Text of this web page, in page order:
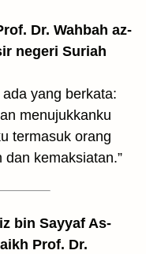
Dr. Wahbah az-
negeri Suriah
yang berkata:
menujukkanku
termasuk orang
kemaksiatan.”
bin Sayyaf As-
Prof. Dr.